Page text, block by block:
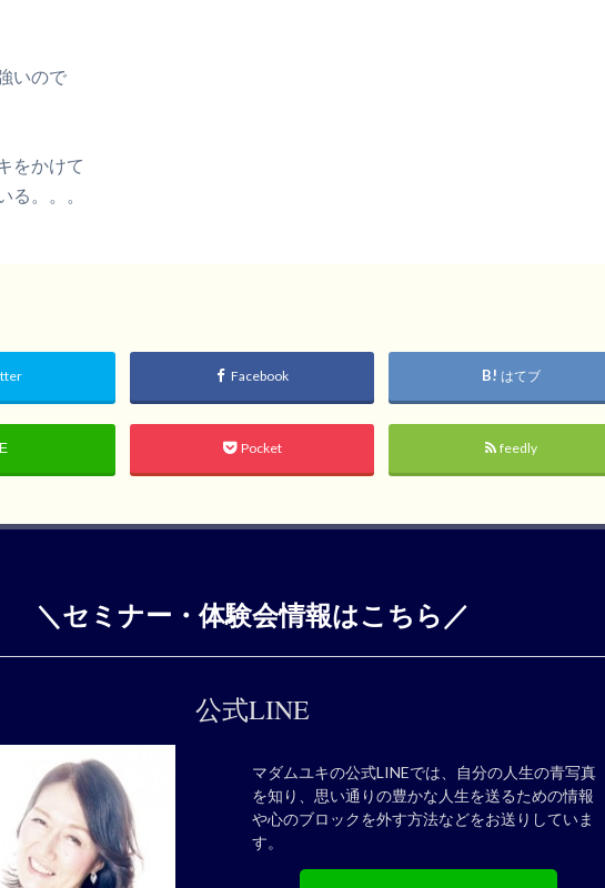
いので
をかけて
る。。。
Facebook はてブ
Pocket feedly
＼セミナー・体験会情報はこちら／
公式LINE
マダムユキの公式LINEでは、自分の人生の青写真
を知り、思い通りの豊かな人生を送るための情報
や心のブロックを外す方法などをお送りしていま
す。